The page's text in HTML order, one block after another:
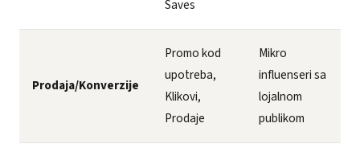
Saves
Prodaja/Konverzije
Promo kod
upotreba,
Klikovi,
Prodaje
Mikro
influenseri sa
lojalnom
publikom